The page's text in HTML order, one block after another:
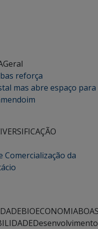
Geral
reforça
mas abre espaço para
Comercialização da
BIOECONOMIA
Desenvolvimento